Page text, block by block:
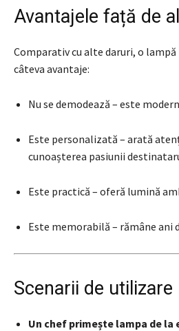
Avantajele față de
Comparativ cu alte daruri, o
câteva avantaje:
Nu se demodează – este
Este personalizată – arată
cunoașterea pasiunii
Este practică – oferă lumină
Este memorabilă – rămâne ani
Scenarii de utilizare
Un chef primește lampa de la